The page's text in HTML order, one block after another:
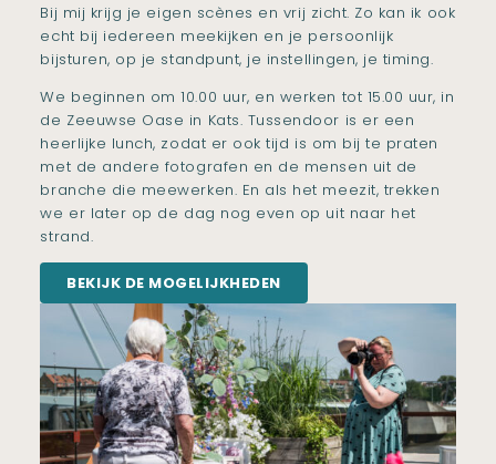
Bij mij krijg je eigen scènes en vrij zicht. Zo kan ik ook
echt bij iedereen meekijken en je persoonlijk
bijsturen, op je standpunt, je instellingen, je timing.
We beginnen om 10.00 uur, en werken tot 15.00 uur, in
de Zeeuwse Oase in Kats. Tussendoor is er een
heerlijke lunch, zodat er ook tijd is om bij te praten
met de andere fotografen en de mensen uit de
branche die meewerken. En als het meezit, trekken
we er later op de dag nog even op uit naar het
strand.
BEKIJK DE MOGELIJKHEDEN